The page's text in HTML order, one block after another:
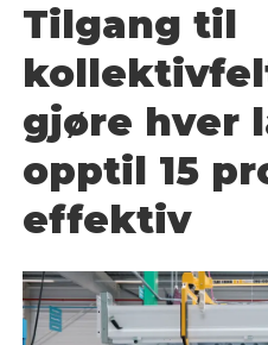
Tilgang til
gjøre hver
opptil 15
effektiv